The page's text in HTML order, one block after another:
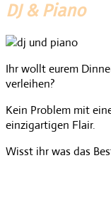
DJ & Piano
Ihr wollt eurem
verleihen?
Kein Problem mit
einzigartigen Flair.
Wisst ihr was das